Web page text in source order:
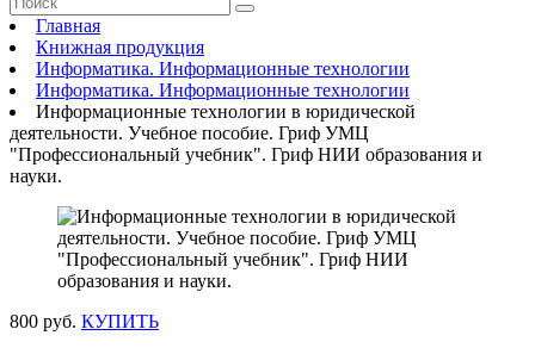
Главная
Книжная продукция
Информатика. Информационные технологии
Информатика. Информационные технологии
Информационные технологии в юридической
деятельности. Учебное пособие. Гриф УМЦ
"Профессиональный учебник". Гриф НИИ образования и
науки.
800 руб. КУПИТЬ